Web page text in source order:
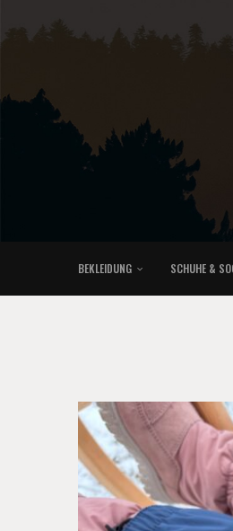
BEKLEIDUNG SCHUHE &